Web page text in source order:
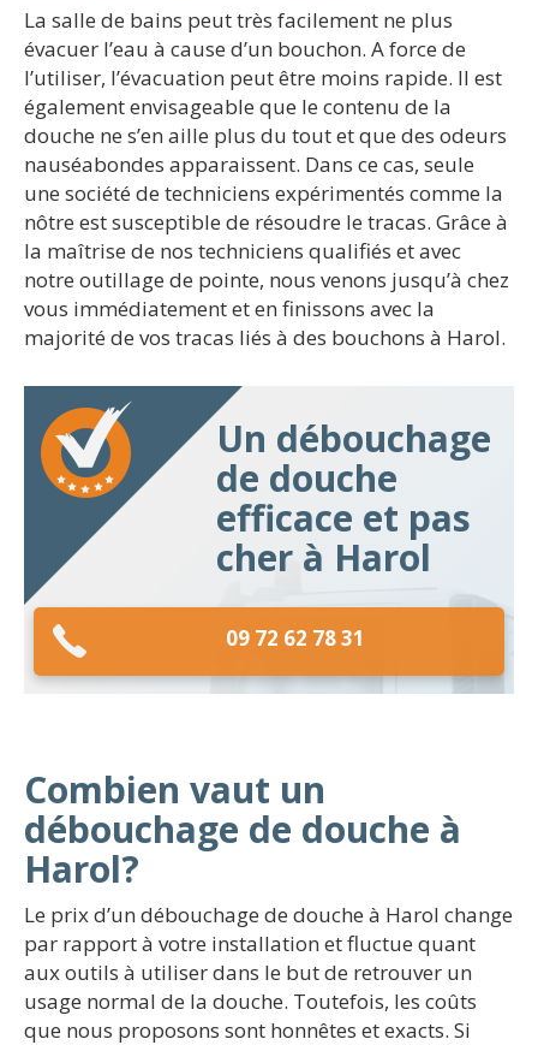
La salle de bains peut très facilement ne plus
évacuer l’eau à cause d’un bouchon. A force de
l’utiliser, l’évacuation peut être moins rapide. Il est
également envisageable que le contenu de la
douche ne s’en aille plus du tout et que des odeurs
nauséabondes apparaissent. Dans ce cas, seule
une société de techniciens expérimentés comme la
nôtre est susceptible de résoudre le tracas. Grâce à
la maîtrise de nos techniciens qualifiés et avec
notre outillage de pointe, nous venons jusqu’à chez
vous immédiatement et en finissons avec la
majorité de vos tracas liés à des bouchons à Harol.
Un débouchage
de douche
efficace et pas
cher à Harol
09 72 62 78 31
Combien vaut un
débouchage de douche à
Harol?
Le prix d’un débouchage de douche à Harol change
par rapport à votre installation et fluctue quant
aux outils à utiliser dans le but de retrouver un
usage normal de la douche. Toutefois, les coûts
que nous proposons sont honnêtes et exacts. Si